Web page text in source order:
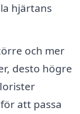
hjärtans
och mer
desto högre
att passa